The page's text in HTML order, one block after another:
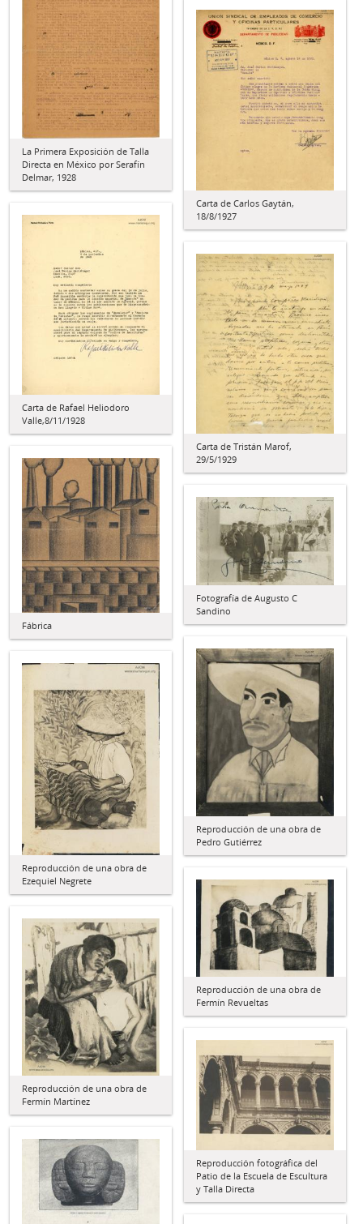
La Primera Exposición de Talla
Directa en México por Serafín
Delmar, 1928
Carta de Carlos Gaytán,
18/8/1927
Carta de Rafael Heliodoro
Valle,8/11/1928
Carta de Tristán Marof,
29/5/1929
Fábrica
Fotografía de Augusto C
Sandino
Reproducción de una obra de
Pedro Gutiérrez
Reproducción de una obra de
Ezequiel Negrete
Reproducción de una obra de
Fermín Revueltas
Reproducción de una obra de
Fermín Martínez
Reproducción fotográfica del
Patio de la Escuela de Escultura
y Talla Directa